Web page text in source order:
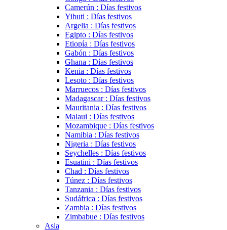
Camerún : Días festivos
Yibuti : Días festivos
Argelia : Días festivos
Egipto : Días festivos
Etiopía : Días festivos
Gabón : Días festivos
Ghana : Días festivos
Kenia : Días festivos
Lesoto : Días festivos
Marruecos : Días festivos
Madagascar : Días festivos
Mauritania : Días festivos
Malaui : Días festivos
Mozambique : Días festivos
Namibia : Días festivos
Nigeria : Días festivos
Seychelles : Días festivos
Esuatini : Días festivos
Chad : Días festivos
Túnez : Días festivos
Tanzania : Días festivos
Sudáfrica : Días festivos
Zambia : Días festivos
Zimbabue : Días festivos
Asia